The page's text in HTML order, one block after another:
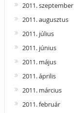
2011. szeptember
2011. augusztus
2011. július
2011. június
2011. május
2011. április
2011. március
2011. február